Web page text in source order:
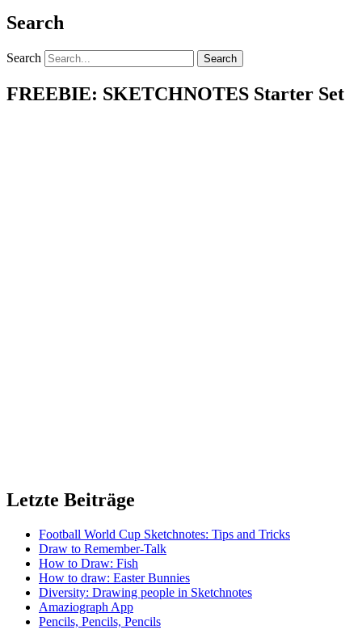
Search
Search
FREEBIE: SKETCHNOTES Starter Set
Letzte Beiträge
Football World Cup Sketchnotes: Tips and Tricks
Draw to Remember-Talk
How to Draw: Fish
How to draw: Easter Bunnies
Diversity: Drawing people in Sketchnotes
Amaziograph App
Pencils, Pencils, Pencils